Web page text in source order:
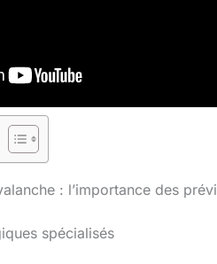
: l’importance des
spécialisés